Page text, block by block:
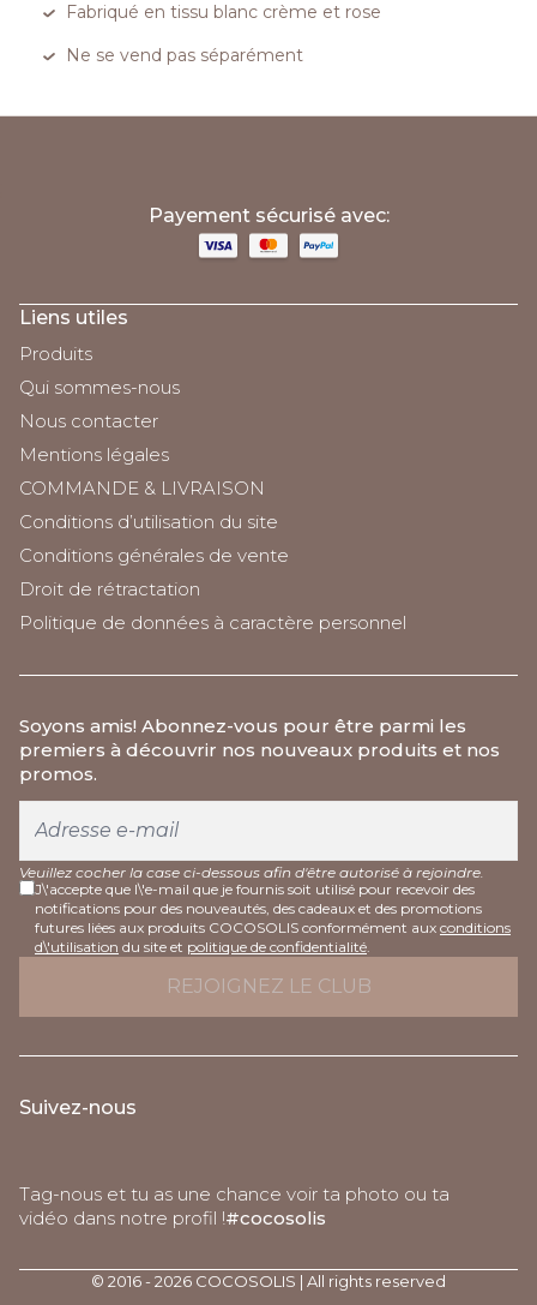
Fabriqué en tissu blanc crème et rose
Ne se vend pas séparément
Payement sécurisé avec:
Liens utiles
Produits
Qui sommes-nous
Nous contacter
Mentions légales
COMMANDE & LIVRAISON
Conditions d’utilisation du site
Conditions générales de vente
Droit de rétractation
Politique de données à caractère personnel
Soyons amis! Abonnez-vous pour être parmi les
premiers à découvrir nos nouveaux produits et nos
promos.
Veuillez cocher la case ci-dessous afin d'être autorisé à rejoindre.
J\'accepte que l\'e-mail que je fournis soit utilisé pour recevoir des
notifications pour des nouveautés, des cadeaux et des promotions
futures liées aux produits COCOSOLIS conformément aux conditions
d\'utilisation du site et politique de confidentialité
Suivez-nous
Tag-nous et tu as une chance voir ta photo ou ta
vidéo dans notre profil !#cocosolis
© 2016 - 2026 COCOSOLIS | All rights reserved